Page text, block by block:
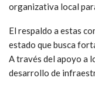
organizativa local
El respaldo a estas
estado que busca
A través del apoyo a
desarrollo de